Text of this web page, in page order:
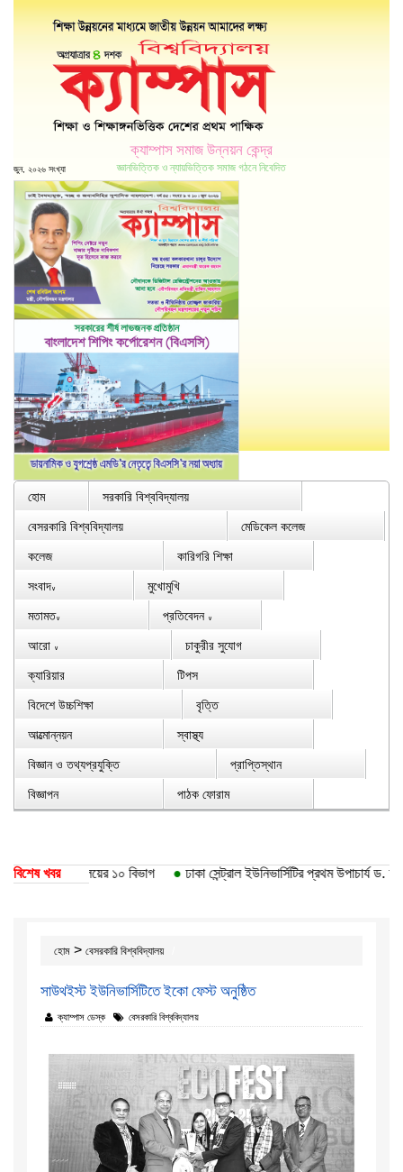
ক্যাম্পাস সমাজ উন্নয়ন কেন্দ্র
জ্ঞানভিত্তিক ও ন্যায়ভিত্তিক সমাজ গঠনে নিবেদিত
জুন, ২০২৬ সংখ্যা
হোম
সরকারি বিশ্ববিদ্যালয়
বেসরকারি বিশ্ববিদ্যালয়
মেডিকেল কলেজ
কলেজ
কারিগরি শিক্ষা
সংবাদ∨
মুখোমুখি
মতামত∨ প্রতিবেদন ∨
আরো ∨
চাকুরীর সুযোগ
ক্যারিয়ার
টিপস
বিদেশে উচ্চশিক্ষা
বৃত্তি
আত্মোন্নয়ন
স্বাস্থ্য
বিজ্ঞান ও তথ্যপ্রযুক্তি
প্রাপ্তিস্থান
বিজ্ঞাপন
পাঠক ফোরাম
বিশেষ খবর
বিশ্ববিদ্যালয়ের ১০ বিভাগ ঢাকা সেন্ট্রাল ইউনিভার্সিটির প্রথম উপাচার্য ড.
হোম > বেসরকারি বিশ্ববিদ্যালয়
সাউথইস্ট ইউনিভার্সিটিতে ইকো ফেস্ট অনুষ্ঠিত
ক্যাম্পাস ডেস্ক বেসরকারি বিশ্ববিদ্যালয়